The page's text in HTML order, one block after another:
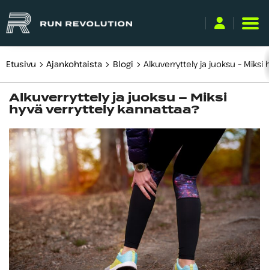
Käyttäjätunnus
tai
sähköpostiosoite
Kirjaudu sisään
Unohditko salasanasi?
Etusivu Ajankohtaista Blogi Alkuverryttely ja juoksu –
Alkuverryttely ja juoksu – Miksi
hyvä verryttely kannattaa?